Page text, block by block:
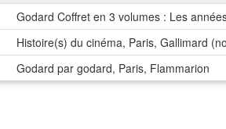
Godard Coffret en 3 volumes : Les
Histoire(s) du cinéma, Paris, Gallimard
Godard par godard, Paris, Flammarion